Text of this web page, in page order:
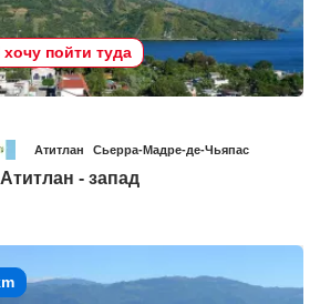
пойти туда
Атитлан Сьерра-Мадре-де-Чьяпас
- запад